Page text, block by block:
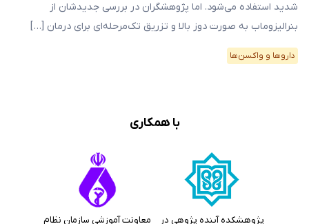
شدید استفاده می‌شود. اما پژوهشگران در بررسی جدید‌شان از
بنرالیزوماب به صورت دوز بالا و تزریق تک‌مرحله‌ای برای درمان […]
دارو‌ها و واکسن‌ها
با همکاری
پژوهشکده آینده پژوهی در
معاونت آموزشی سازمان نظام